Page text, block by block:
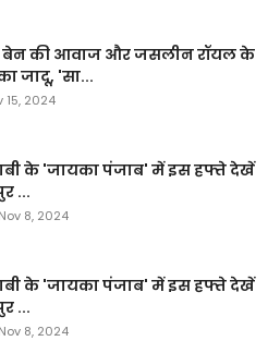
बेन की आवाज और जसलीन रॉयल के
जादू, 'सा...
15, 2024
के 'जायका पंजाब' में इस हफ्ते देखें
...
Nov 8, 2024
के 'जायका पंजाब' में इस हफ्ते देखें
...
Nov 8, 2024